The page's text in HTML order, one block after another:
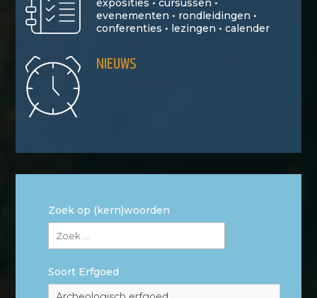
exposities • cursussen •
evenementen • rondleidingen •
conferenties • lezingen • calender
NIEUWS
Zoek op (kern)woorden
Soort Erfgoed